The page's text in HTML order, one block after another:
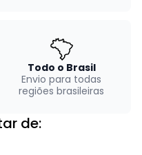
Todo o Brasil
Envio para todas
regiões brasileiras
de: